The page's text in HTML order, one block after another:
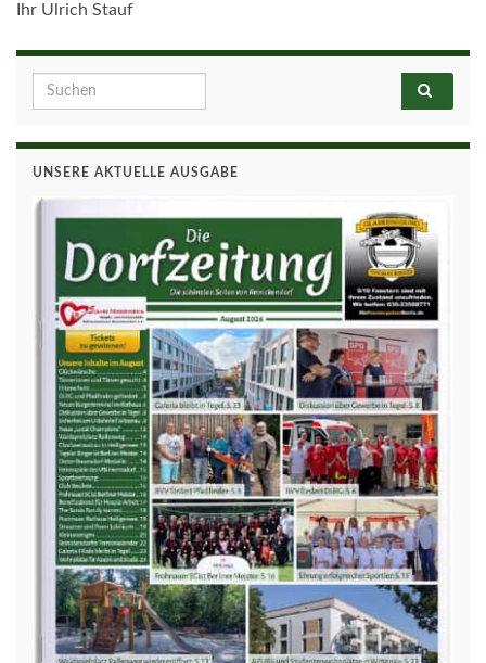
Ihr Ulrich Stauf
Search for:
UNSERE AKTUELLE AUSGABE